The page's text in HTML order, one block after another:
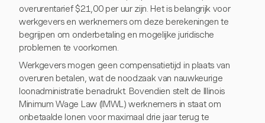
overurentarief $21,00 per uur zijn. Het is belangrijk voor
werkgevers en werknemers om deze berekeningen te
begrijpen om onderbetaling en mogelijke juridische
problemen te voorkomen.
Werkgevers mogen geen compensatietijd in plaats van
overuren betalen, wat de noodzaak van nauwkeurige
loonadministratie benadrukt. Bovendien stelt de Illinois
Minimum Wage Law (IMWL) werknemers in staat om
onbetaalde lonen voor maximaal drie jaar terug te